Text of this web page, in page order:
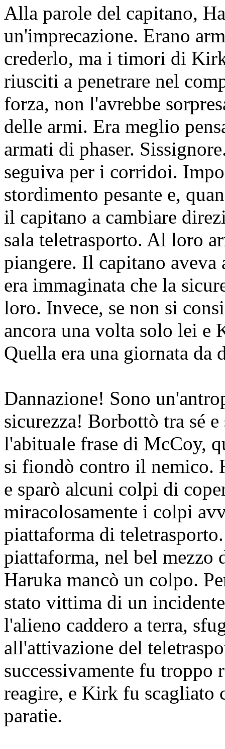
Alla parole del capitano,
un'imprecazione. Erano
crederlo, ma i timori di
riusciti a penetrare nel
forza, non l'avrebbe
delle armi. Era meglio
armati di phaser.
seguiva per i corridoi.
stordimento pesante e,
il capitano a cambiare
sala teletrasporto. Al loro
piangere. Il capitano
era immaginata che la
loro. Invece, se non si
ancora una volta solo lei e
Quella era una giornata da
Dannazione! Sono
sicurezza! Borbottò tra sé
l'abituale frase di McCoy,
si fiondò contro il nemico.
e sparò alcuni colpi di
miracolosamente i colpi
piattaforma di
piattaforma, nel bel mezzo
Haruka mancò un colpo.
stato vittima di un
l'alieno caddero a terra,
all'attivazione del
successivamente fu troppo
reagire, e Kirk fu scagliato
paratie.